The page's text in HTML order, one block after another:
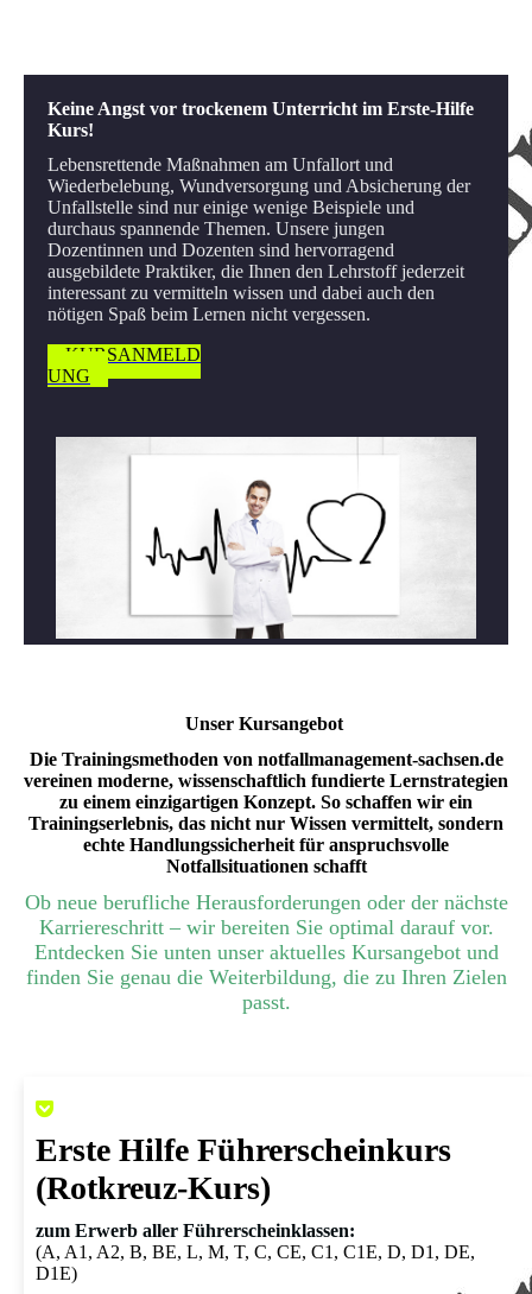
Keine Angst vor trockenem Unterricht im Erste-Hilfe
Kurs!
Lebensrettende Maßnahmen am Unfallort und
Wiederbelebung, Wundversorgung und Absicherung der
Unfallstelle sind nur einige wenige Beispiele und
durchaus spannende Themen. Unsere jungen
Dozentinnen und Dozenten sind hervorragend
ausgebildete Praktiker, die Ihnen den Lehrstoff jederzeit
interessant zu vermitteln wissen und dabei auch den
nötigen Spaß beim Lernen nicht vergessen.
KURSANMELD
UNG
Unser Kursangebot
Die Trainingsmethoden von notfallmanagement‑sachsen.de
vereinen moderne, wissenschaftlich fundierte Lernstrategien
zu einem einzigartigen Konzept. So schaffen wir ein
Trainingserlebnis, das nicht nur Wissen vermittelt, sondern
echte Handlungssicherheit für anspruchsvolle
Notfallsituationen schafft
Ob neue berufliche Herausforderungen oder der nächste
Karriereschritt – wir bereiten Sie optimal darauf vor.
Entdecken Sie unten unser aktuelles Kursangebot und
finden Sie genau die Weiterbildung, die zu Ihren Zielen
passt.
Erste Hilfe Führerscheinkurs
(Rotkreuz-Kurs)
zum Erwerb aller Führerscheinklassen:
(A, A1, A2, B, BE, L, M, T, C, CE, C1, C1E, D, D1, DE,
D1E)